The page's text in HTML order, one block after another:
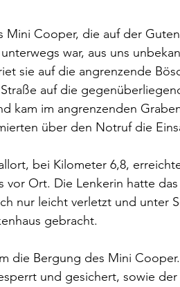
Mini Cooper, die auf der
war, aus uns
sie auf die angrenzende
auf die
kam im angrenzenden
über den Notruf die
bei Kilometer 6,8,
vor Ort. Die Lenkerin hatte
nur leicht verletzt und unter
gebracht.
die Bergung des Mini
und gesichert, sowie